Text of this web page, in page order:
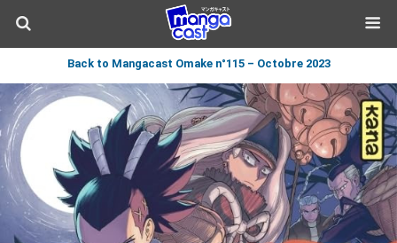
Back to Mangacast Omake n°115 – Octobre 2023